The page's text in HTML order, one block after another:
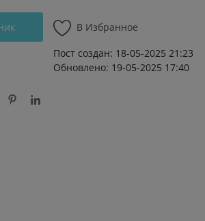
В Избранное
Пост создан: 18-05-2025 21:23
Обновлено: 19-05-2025 17:40